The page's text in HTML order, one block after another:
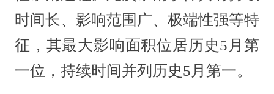
时间长、影响范围广、极端性强等特
征，其最大影响面积位居历史5月第
一位，持续时间并列历史5月第一。